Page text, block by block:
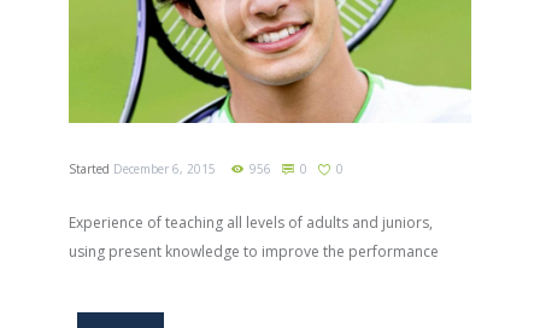
Started December 6, 2015 956 0 0
Experience of teaching all levels of adults and juniors,
using present knowledge to improve the performance